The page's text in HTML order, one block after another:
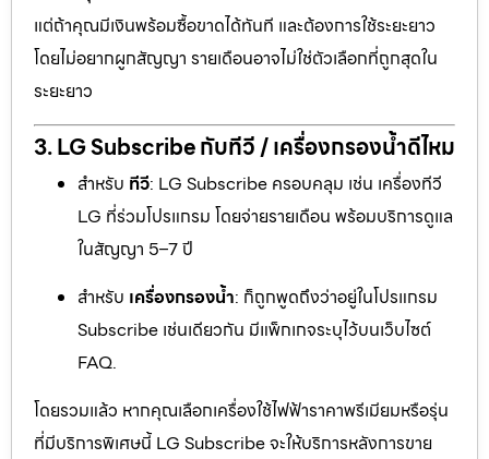
แต่ถ้าคุณมีเงินพร้อมซื้อขาดได้ทันที และต้องการใช้ระยะยาว
โดยไม่อยากผูกสัญญา รายเดือนอาจไม่ใช่ตัวเลือกที่ถูกสุดใน
ระยะยาว
3. LG Subscribe กับทีวี / เครื่องกรองน้ำดีไหม
สำหรับ ทีวี: LG Subscribe ครอบคลุม เช่น เครื่องทีวี
LG ที่ร่วมโปรแกรม โดยจ่ายรายเดือน พร้อมบริการดูแล
ในสัญญา 5–7 ปี
สำหรับ เครื่องกรองน้ำ: ก็ถูกพูดถึงว่าอยู่ในโปรแกรม
Subscribe เช่นเดียวกัน มีแพ็กเกจระบุไว้บนเว็บไซต์
FAQ.
โดยรวมแล้ว หากคุณเลือกเครื่องใช้ไฟฟ้าราคาพรีเมียมหรือรุ่น
ที่มีบริการพิเศษนี้ LG Subscribe จะให้บริการหลังการขาย